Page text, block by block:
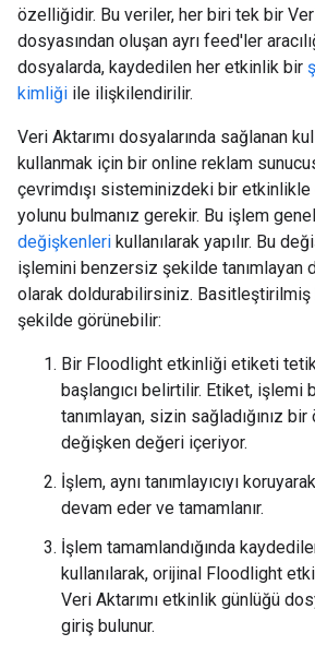
özelliğidir. Bu veriler, her biri tek bir Veri
dosyasından oluşan ayrı feed'ler
dosyalarda, kaydedilen her etkinlik bir
kimliği ile ilişkilendirilir.
Veri Aktarımı dosyalarında sağlanan
kullanmak için bir online reklam
çevrimdışı sisteminizdeki bir
yolunu bulmanız gerekir. Bu işlem
değişkenleri kullanılarak yapılır. Bu
işlemini benzersiz şekilde tanımlayan
olarak doldurabilirsiniz. Basitleştirilmiş
şekilde görünebilir:
Bir Floodlight etkinliği etiketi
başlangıcı belirtilir. Etiket,
tanımlayan, sizin sağladığınız
değişken değeri içeriyor.
İşlem, aynı tanımlayıcıyı
devam eder ve tamamlanır.
İşlem tamamlandığında
kullanılarak, orijinal Floodlight
Veri Aktarımı etkinlik günlüğü
giriş bulunur.